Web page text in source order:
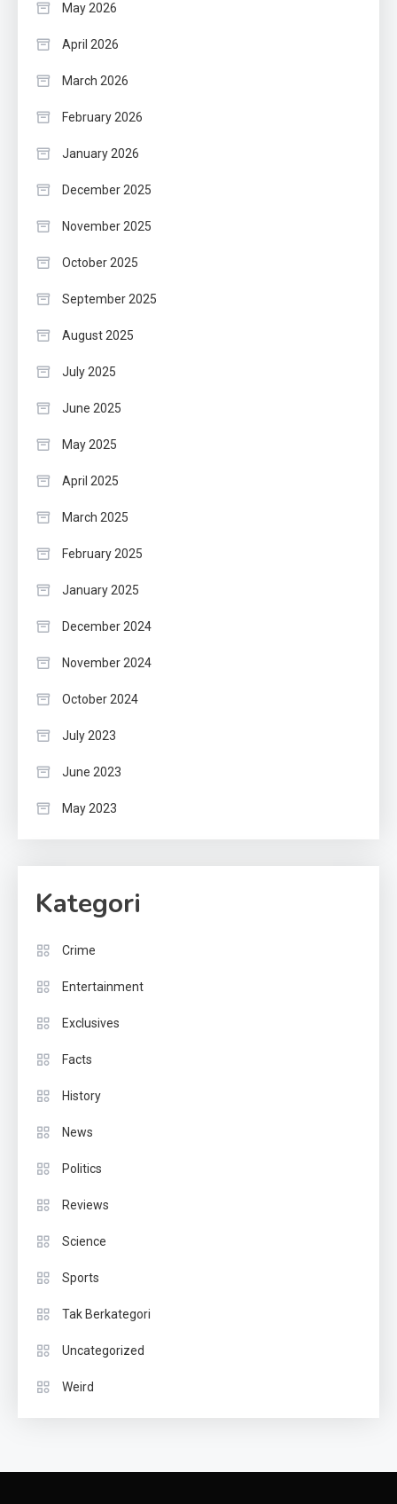
May 2026
April 2026
March 2026
February 2026
January 2026
December 2025
November 2025
October 2025
September 2025
August 2025
July 2025
June 2025
May 2025
April 2025
March 2025
February 2025
January 2025
December 2024
November 2024
October 2024
July 2023
June 2023
May 2023
Kategori
Crime
Entertainment
Exclusives
Facts
History
News
Politics
Reviews
Science
Sports
Tak Berkategori
Uncategorized
Weird